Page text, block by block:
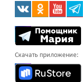
Скачать приложение: